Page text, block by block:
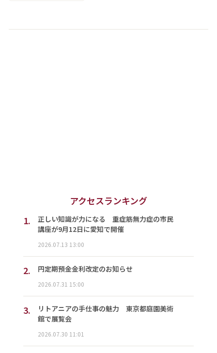
アクセスランキング
1.
正しい知識が力になる 重症筋無力症の市民
講座が9月12日に愛知で開催
2026.07.13 13:00
2. 円定期預金金利改定のお知らせ
2026.07.31 15:00
3.
リトアニアの手仕事の魅力 東京都庭園美術
館で展覧会
2026.07.30 11:01